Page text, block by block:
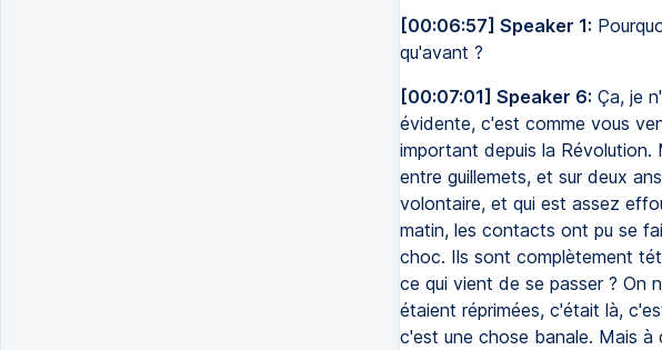
[00:06:57] Speaker 1:
qu'avant ?
[00:07:01] Speaker 6: Ça, je
évidente, c'est comme vous
important depuis la
entre guillemets, et sur deux
volontaire, et qui est assez
matin, les contacts ont pu se
choc. Ils sont complètement
ce qui vient de se passer ? On
étaient réprimées, c'était là,
c'est une chose banale. Mais